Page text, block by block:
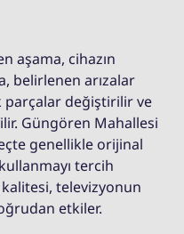
aşama, cihazın
belirlenen arızalar
değiştirilir ve
Güngören Mahallesi
genellikle orijinal
tercih
kalitesi, televizyonun
etkiler.